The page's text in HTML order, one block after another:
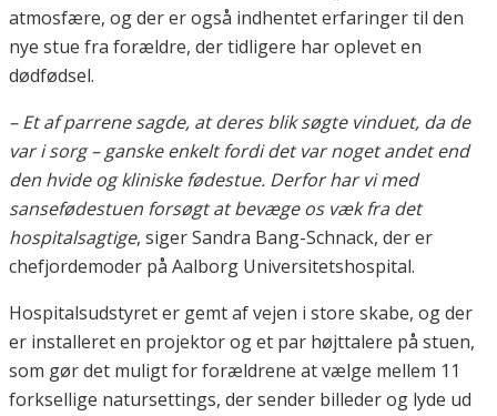
atmosfære, og der er også indhentet erfaringer til den
nye stue fra forældre, der tidligere har oplevet en
dødfødsel.
– Et af parrene sagde, at deres blik søgte vinduet, da de
var i sorg – ganske enkelt fordi det var noget andet end
den hvide og kliniske fødestue. Derfor har vi med
sansefødestuen forsøgt at bevæge os væk fra det
hospitalsagtige, siger Sandra Bang-Schnack, der er
chefjordemoder på Aalborg Universitetshospital.
Hospitalsudstyret er gemt af vejen i store skabe, og der
er installeret en projektor og et par højttalere på stuen,
som gør det muligt for forældrene at vælge mellem 11
forksellige natursettings, der sender billeder og lyde ud